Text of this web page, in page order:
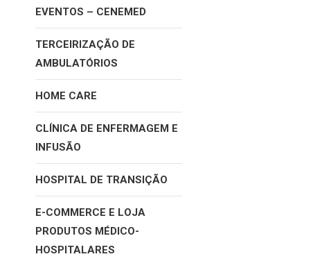
EVENTOS – CENEMED
TERCEIRIZAÇÃO DE
AMBULATÓRIOS
HOME CARE
CLÍNICA DE ENFERMAGEM E
INFUSÃO
HOSPITAL DE TRANSIÇÃO
E-COMMERCE E LOJA
PRODUTOS MÉDICO-
HOSPITALARES